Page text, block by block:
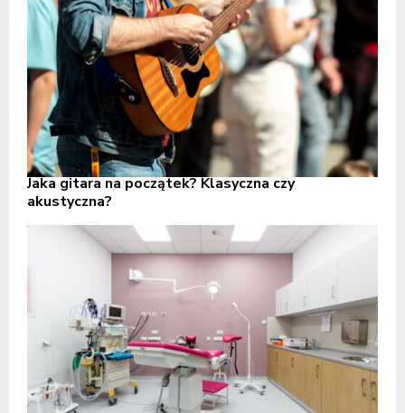
Jaka gitara na początek? Klasyczna czy
akustyczna?